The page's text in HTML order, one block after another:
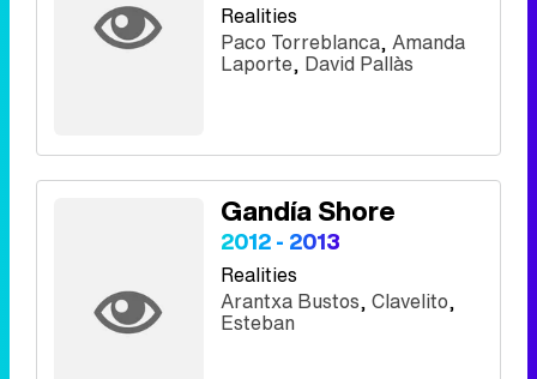
Realities
Paco Torreblanca, Amanda
Laporte, David Pallàs
Gandía Shore
2012 - 2013
Realities
Arantxa Bustos, Clavelito,
Esteban